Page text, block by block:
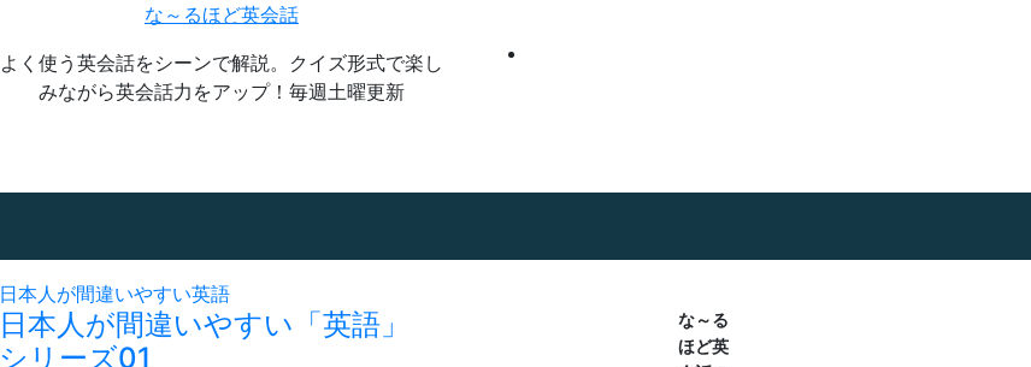
な～るほど英会話
よく使う英会話をシーンで解説。クイズ形式で楽し
みながら英会話力をアップ！毎週土曜更新
日本人が間違いやすい英語
日本人が間違いやすい「英語」
シリーズ01
な～る
ほど英